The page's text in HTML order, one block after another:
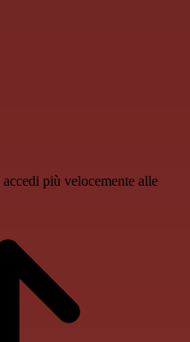
più velocemente alle